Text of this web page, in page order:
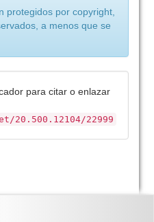
protegidos por copyright,
a menos que se
para citar o enlazar
22999